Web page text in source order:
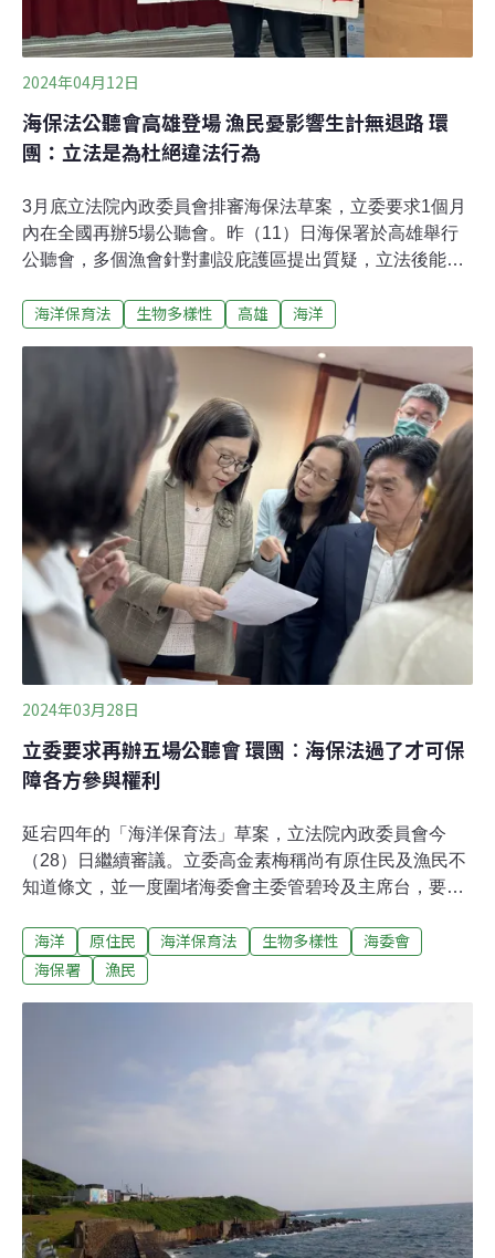
2024年04月12日
海保法公聽會高雄登場 漁民憂影響生計無退路 環
團：立法是為杜絕違法行為
3月底立法院內政委員會排審海保法草案，立委要求1個月
內在全國再辦5場公聽會。昨（11）日海保署於高雄舉行
公聽會，多個漁會針對劃設庇護區提出質疑，立法後能否
漁民生計。對此，現場環團回應海保法是杜絕違法的人，
設會經審議會審議，「這個時代不太可能從上而下」，並
指罰則、審議會組成、庇護區管制三個方面，在立法院審
議期間都可再調整。漁會︰不理解海洋資源為何要跟庇護
劃上等號5場公聽會首場於高雄舉行，有逾百人出席，絕
大部分為漁會代表。海洋委員會海洋保育署副署長吳龍靜
全程以台語講解《海洋保育法》（海保法）立法原意及內
容。他舉例稱，幾年前日本櫻花蝦資源崩潰，後發現是環
境問題，派人到台灣考察如何維持櫻花蝦資源；又以基隆
潮境公園保護區為例，劃設保護區的面積不大，但保育效
果佳，魚數量多到外溢。但是當潛水客過多影響生態
海洋保育法 生物多樣性 高雄 海洋
2024年03月28日
立委要求再辦五場公聽會 環團︰海保法過了才可保
障各方參與權利
延宕四年的「海洋保育法」草案，立法院內政委員會今
（28）日繼續審議。立委高金素梅稱尚有原住民及漁民不
知道條文，並一度圍堵海委會主委管碧玲及主席台，要求
討論多時，也是上屆國會和社會的焦點，只是新國會尚未
討論。最後，高金素梅等9位委員臨時提案，要求海委會
表示，目前草案設計的海洋庇護區，本就是從根本維護討
海人權益，條文亦有保障各方參與的權利，呼籲新國會勿
將海保法當政治籌碼，「繼續杯葛或草率過關都不是大家
為目前部分條文空泛，要求應該等民眾黨團版本送進委員
會，再開始審議。國民黨立委許宇甄則認為，25日才辦完
公聽會，28日就進行進保審議「過程倉促」。民進
海洋 原住民 海洋保育法 生物多樣性
海委會
海保署
漁民